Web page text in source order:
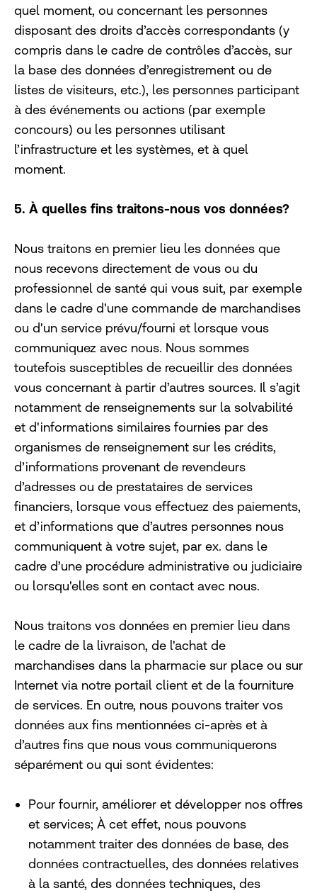
quel moment, ou concernant les personnes
disposant des droits d’accès correspondants (y
compris dans le cadre de contrôles d’accès, sur
la base des données d’enregistrement ou de
listes de visiteurs, etc.), les personnes participant
à des événements ou actions (par exemple
concours) ou les personnes utilisant
l’infrastructure et les systèmes, et à quel
moment.
5. À quelles fins traitons-nous vos données?
Nous traitons en premier lieu les données que
nous recevons directement de vous ou du
professionnel de santé qui vous suit, par exemple
dans le cadre d'une commande de marchandises
ou d'un service prévu/fourni et lorsque vous
communiquez avec nous. Nous sommes
toutefois susceptibles de recueillir des données
vous concernant à partir d’autres sources. Il s’agit
notamment de renseignements sur la solvabilité
et d'informations similaires fournies par des
organismes de renseignement sur les crédits,
d’informations provenant de revendeurs
d’adresses ou de prestataires de services
financiers, lorsque vous effectuez des paiements,
et d’informations que d’autres personnes nous
communiquent à votre sujet, par ex. dans le
cadre d’une procédure administrative ou judiciaire
ou lorsqu'elles sont en contact avec nous.
Nous traitons vos données en premier lieu dans
le cadre de la livraison, de l'achat de
marchandises dans la pharmacie sur place ou sur
Internet via notre portail client et de la fourniture
de services. En outre, nous pouvons traiter vos
données aux fins mentionnées ci-après et à
d’autres fins que nous vous communiquerons
séparément ou qui sont évidentes:
Pour fournir, améliorer et développer nos offres
et services; À cet effet, nous pouvons
notamment traiter des données de base, des
données contractuelles, des données relatives
à la santé, des données techniques, des